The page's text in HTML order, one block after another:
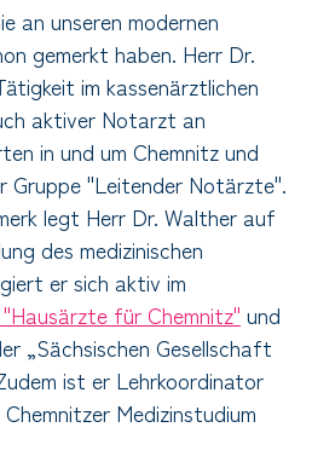
an unseren modernen
gemerkt haben. Herr Dr.
im kassenärztlichen
aktiver Notarzt an
in und um Chemnitz und
Gruppe "Leitender Notärzte".
legt Herr Dr. Walther auf
des medizinischen
er sich aktiv im
für Chemnitz" und
„Sächsischen Gesellschaft
ist er Lehrkoordinator
Medizinstudium